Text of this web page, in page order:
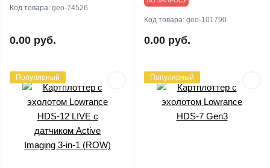
Код товара: geo-74526
0.00 руб.
Код товара: geo-101790
0.00 руб.
Популярный Популярный